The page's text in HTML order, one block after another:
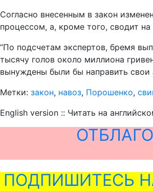
Согласно внесенным в закон
процессом, а, кроме того, сводит на
“По подсчетам экспертов, бремя
тысячу голов около миллиона
вынуждены были бы направить свои
Метки: закон, навоз, Порошенко,
English version :: Читать на
ПОДПИШИТЕСЬ